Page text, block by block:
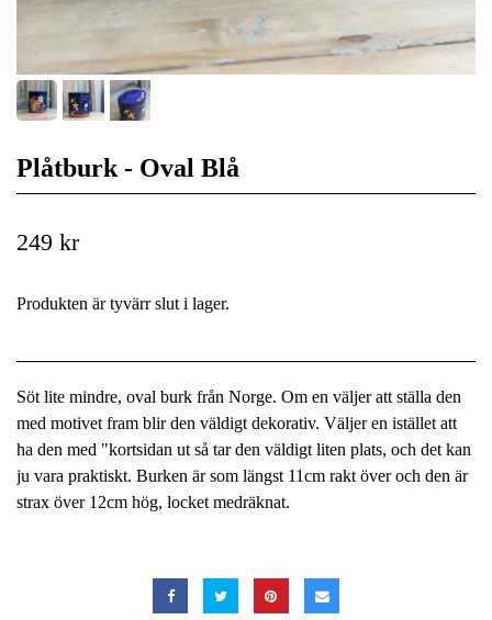
Plåtburk - Oval Blå
249 kr
Produkten är tyvärr slut i lager.
Söt lite mindre, oval burk från Norge. Om en väljer att ställa den
med motivet fram blir den väldigt dekorativ. Väljer en istället att
ha den med "kortsidan ut så tar den väldigt liten plats, och det kan
ju vara praktiskt. Burken är som längst 11cm rakt över och den är
strax över 12cm hög, locket medräknat.